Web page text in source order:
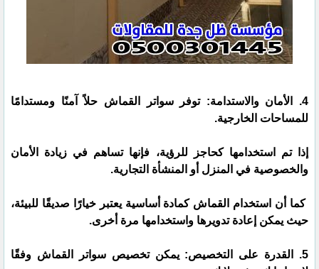
4. الأمان والاستدامة: توفر سواتر القماش حلاً آمنًا ومستدامًا
للمساحات الخارجية.
إذا تم استخدامها كحاجز للرؤية، فإنها تساهم في زيادة الأمان
والخصوصية في المنزل أو المنشأة التجارية.
كما أن استخدام القماش كمادة أساسية يعتبر خيارًا صديقًا للبيئة،
حيث يمكن إعادة تدويرها واستخدامها مرة أخرى.
5. القدرة على التخصيص: يمكن تخصيص سواتر القماش وفقًا